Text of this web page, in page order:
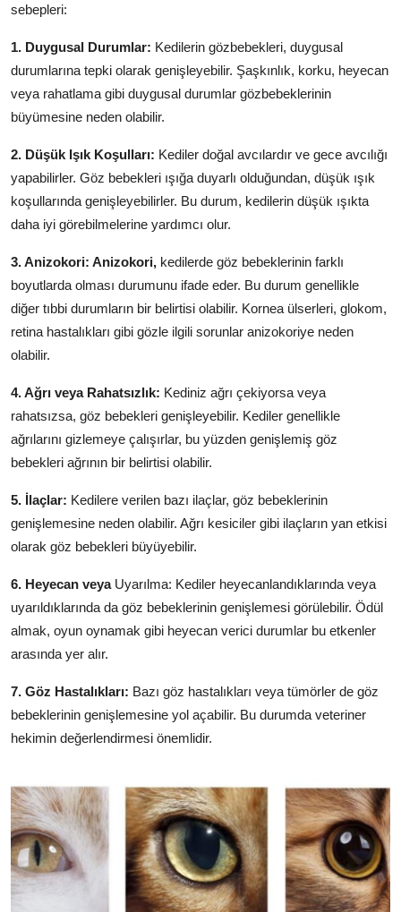
sebepleri:
1. Duygusal Durumlar: Kedilerin gözbebekleri, duygusal
durumlarına tepki olarak genişleyebilir. Şaşkınlık, korku, heyecan
veya rahatlama gibi duygusal durumlar gözbebeklerinin
büyümesine neden olabilir.
2. Düşük Işık Koşulları: Kediler doğal avcılardır ve gece avcılığı
yapabilirler. Göz bebekleri ışığa duyarlı olduğundan, düşük ışık
koşullarında genişleyebilirler. Bu durum, kedilerin düşük ışıkta
daha iyi görebilmelerine yardımcı olur.
3. Anizokori: Anizokori, kedilerde göz bebeklerinin farklı
boyutlarda olması durumunu ifade eder. Bu durum genellikle
diğer tıbbi durumların bir belirtisi olabilir. Kornea ülserleri, glokom,
retina hastalıkları gibi gözle ilgili sorunlar anizokoriye neden
olabilir.
4. Ağrı veya Rahatsızlık: Kediniz ağrı çekiyorsa veya
rahatsızsa, göz bebekleri genişleyebilir. Kediler genellikle
ağrılarını gizlemeye çalışırlar, bu yüzden genişlemiş göz
bebekleri ağrının bir belirtisi olabilir.
5. İlaçlar: Kedilere verilen bazı ilaçlar, göz bebeklerinin
genişlemesine neden olabilir. Ağrı kesiciler gibi ilaçların yan etkisi
olarak göz bebekleri büyüyebilir.
6. Heyecan veya Uyarılma: Kediler heyecanlandıklarında veya
uyarıldıklarında da göz bebeklerinin genişlemesi görülebilir. Ödül
almak, oyun oynamak gibi heyecan verici durumlar bu etkenler
arasında yer alır.
7. Göz Hastalıkları: Bazı göz hastalıkları veya tümörler de göz
bebeklerinin genişlemesine yol açabilir. Bu durumda veteriner
hekimin değerlendirmesi önemlidir.